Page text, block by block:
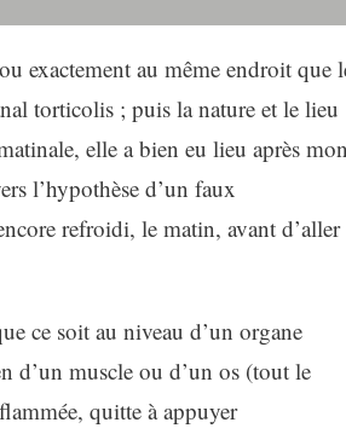
exactement au même endroit que
torticolis ; puis la nature et le lieu
elle a bien eu lieu après
l’hypothèse d’un faux
refroidi, le matin, avant d’aller
ce soit au niveau d’un organe
d’un muscle ou d’un os (tout le
quitte à appuyer